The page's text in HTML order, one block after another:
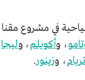
، وأكويلم، وليجا
تريام، وزينور.